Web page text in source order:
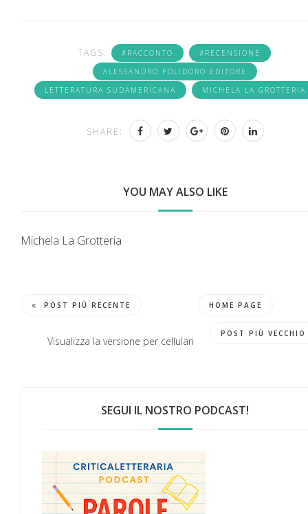
TAGS: #RACCONTO
#RECENSIONE
ALESSANDRO POLIDORO EDITORE
LETTERATURA SUDAMERICANA
MICHELA LA GROTTERIA
SHARE:
YOU MAY ALSO LIKE
Michela La Grotteria
POST PIÙ RECENTE HOME PAGE
POST PIÙ VECCHIO
Visualizza la versione per cellulari
SEGUI IL NOSTRO PODCAST!